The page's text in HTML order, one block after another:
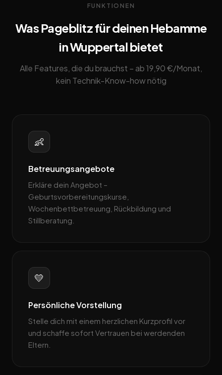
FUNKTIONEN
Was Pageblitz für deinen Hebamme
in Wuppertal bietet
Alle Features, die du brauchst – ab 19,90 €/Monat,
kein Technik-Know-how nötig
👶
Betreuungsangebote
Erkläre dein Angebot –
Geburtsvorbereitungskurse,
Wochenbettbetreuung, Rückbildung und
Stillberatung.
💛
Persönliche Vorstellung
Stelle dich mit einem herzlichen Kurzprofil vor
und schaffe sofort Vertrauen bei werdenden
Eltern.